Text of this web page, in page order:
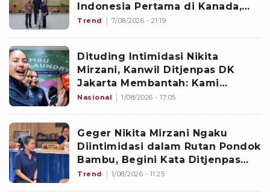
Indonesia Pertama di Kanada,
Getaran Al-Quran Indra Priawan
Trend 7/08/2026 - 21:19
Dituding Intimidasi Nikita
Mirzani, Kanwil Ditjenpas DK
Jakarta Membantah: Kami
Pastikan Tidak Ada!
Nasional 1/08/2026 - 17:05
Geger Nikita Mirzani Ngaku
Diintimidasi dalam Rutan Pondok
Bambu, Begini Kata Ditjenpas
DKI
Trend 1/08/2026 - 11:25